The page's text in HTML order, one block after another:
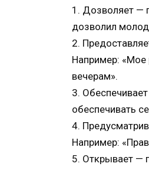
1. Дозволяет —
дозволил
2.
Например: «Мое
вечерам».
3.
обеспечивать
4.
Например:
5. Открывает —